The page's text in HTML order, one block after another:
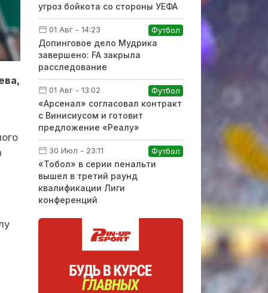
угроз бойкота со стороны УЕФА
01 Авг - 14:23 Футбол
Допинговое дело Мудрика
завершено: FA закрыла
расследование
01 Авг - 13:02 Футбол
«Арсенал» согласовал контракт
с Винисиусом и готовит
предложение «Реалу»
30 Июл - 23:11 Футбол
«Тобол» в серии пенальти
вышел в третий раунд
квалификации Лиги
конференций